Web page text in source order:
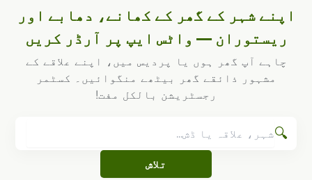
اپنے شہر کے گھر کے کھانے، دھابے اور
ریستوران — واٹس ایپ پر آرڈر کریں
چاہے آپ گھر ہوں یا پردیس میں، اپنے علاقے کے
مشہور ذائقے گھر بیٹھے منگوائیں۔ کسٹمر
رجسٹریشن بالکل مفت!
🔍
تلاش